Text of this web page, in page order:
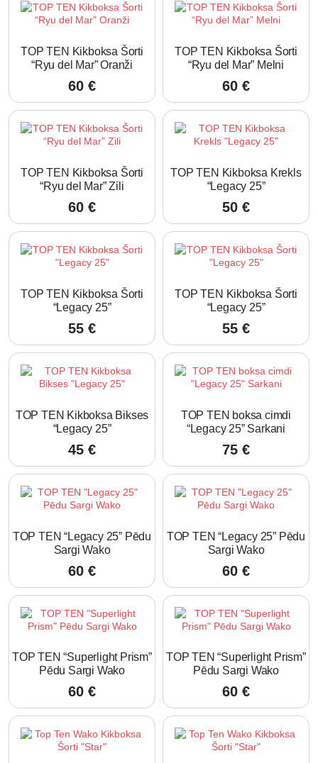
TOP TEN Kikboksa Šorti
“Ryu del Mar” Oranži
60 €
TOP TEN Kikboksa Šorti
“Ryu del Mar” Melni
60 €
TOP TEN Kikboksa Šorti
“Ryu del Mar” Zili
60 €
TOP TEN Kikboksa Krekls
“Legacy 25”
50 €
TOP TEN Kikboksa Šorti
“Legacy 25”
55 €
TOP TEN Kikboksa Šorti
“Legacy 25”
55 €
TOP TEN Kikboksa Bikses
“Legacy 25”
45 €
TOP TEN boksa cimdi
“Legacy 25” Sarkani
75 €
TOP TEN “Legacy 25” Pēdu
Sargi Wako
60 €
TOP TEN “Legacy 25” Pēdu
Sargi Wako
60 €
TOP TEN “Superlight Prism”
Pēdu Sargi Wako
60 €
TOP TEN “Superlight Prism”
Pēdu Sargi Wako
60 €